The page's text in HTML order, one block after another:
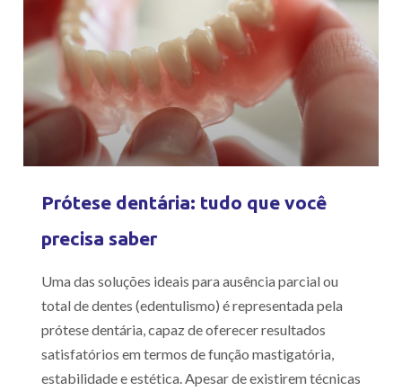
Prótese dentária: tudo que você
precisa saber
Uma das soluções ideais para ausência parcial ou
total de dentes (edentulismo) é representada pela
prótese dentária, capaz de oferecer resultados
satisfatórios em termos de função mastigatória,
estabilidade e estética. Apesar de existirem técnicas